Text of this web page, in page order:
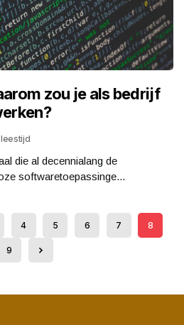
zou je als bedrijf
leestijd
die al decennialang de
softwaretoepassinge...
4 5 6 7 8
9